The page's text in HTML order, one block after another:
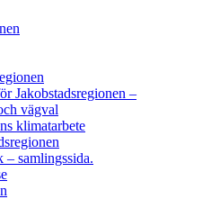
Jakobstadsregionen –
vägval
klimatarbete
samlingssida.